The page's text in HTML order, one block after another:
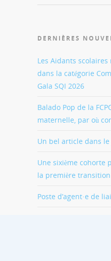
DERNIÈRES
Les Aidants
dans la catégorie
Gala SQI 2026
Balado Pop de la
maternelle, par où
Un bel article dans le
Une sixième cohorte
la première
Poste d’agent·e de